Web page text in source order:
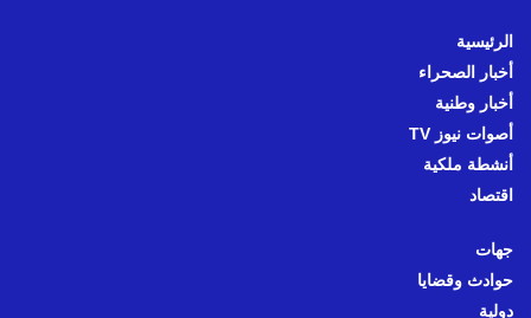
الرئيسية
أخبار الصحراء
أخبار وطنية
أصوات نيوز TV
أنشطة ملكية
اقتصاد
جهات
حوادث وقضايا
دولية